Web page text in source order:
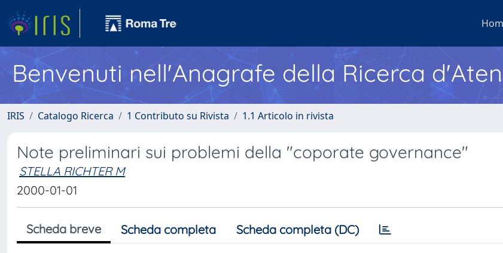
Benvenuti nell'Anagrafe della Ricerca
IRIS Catalogo Ricerca 1 Contributo su Rivista 1.1 Articolo in rivista
Note preliminari sui problemi della "coporate governance"
STELLA RICHTER M
2000-01-01
Scheda breve Scheda completa Scheda completa (DC)